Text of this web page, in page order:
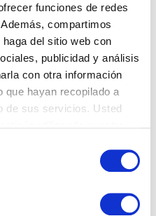
funciones de redes
compartimos
del sitio web con
publicidad y análisis
con otra información
que hayan recopilado a
de sus servicios. Usted